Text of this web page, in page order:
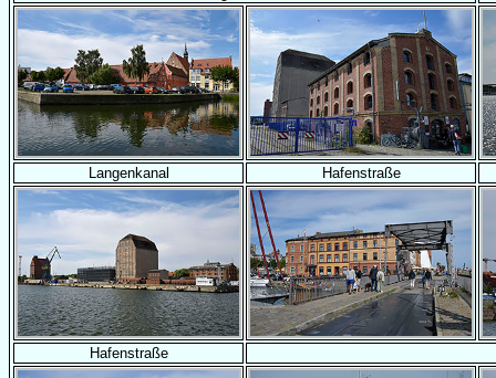
Langenkanal Hafenstraße
Hafenstraße